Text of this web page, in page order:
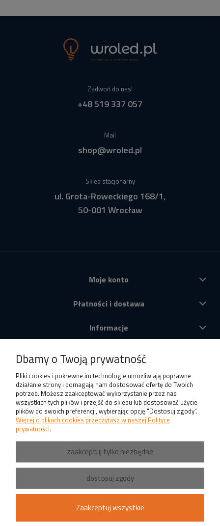
Zadwoń do nas!
+48 519 337 057
Mail
shop@wroled.pl
Sklep stacjonarny
ul. Grota-Roweckiego 168/1,
50-001 Wrocław
Moje konto
Płatności i dostawa
Informacje
Produkty
Dbamy o Twoją prywatność
Pliki cookies i pokrewne im technologie umożliwiają poprawne
działanie strony i pomagają nam dostosować ofertę do Twoich
potrzeb. Możesz zaakceptować wykorzystanie przez nas
wszystkich tych plików i przejść do sklepu lub dostosować użycie
plików do swoich preferencji, wybierając opcję "Dostosuj zgody".
Więcej o plikach cookies przeczytasz w naszej Polityce
prywatności.
zaakceptuj tylko niezbędne
dostosuj zgody
Zaakceptuj wszystkie